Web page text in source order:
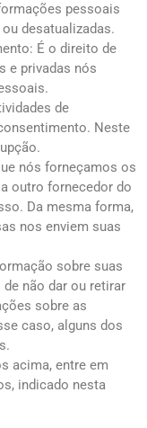
pessoais
desatualizadas.
É o direito de
e privadas nós
de
Neste
nós forneçamos os
outro fornecedor do
Da mesma forma,
nos enviem suas
sobre suas
não dar ou retirar
sobre as
caso, alguns dos
acima, entre em
indicado nesta